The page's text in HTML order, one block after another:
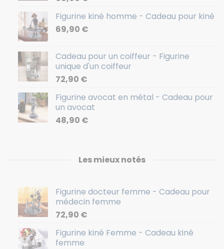
Figurine kiné homme - Cadeau pour kiné
69,90 €
Cadeau pour un coiffeur - Figurine
unique d'un coiffeur
72,90 €
Figurine avocat en métal - Cadeau pour
un avocat
48,90 €
Les mieux notés
Figurine docteur femme - Cadeau pour
médecin femme
72,90 €
Figurine kiné Femme - Cadeau kiné
femme